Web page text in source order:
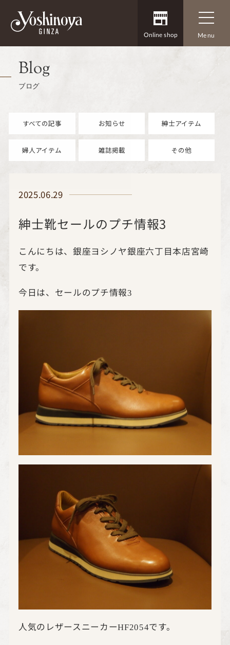
Online shop Menu
Blog
ブログ
すべての記事 お知らせ 紳士アイテム
婦人アイテム 雑誌掲載 その他
2025.06.29
紳士靴セールのプチ情報3
こんにちは、銀座ヨシノヤ銀座六丁目本店宮崎
です。
今日は、セールのプチ情報3
人気のレザースニーカーHF2054です。